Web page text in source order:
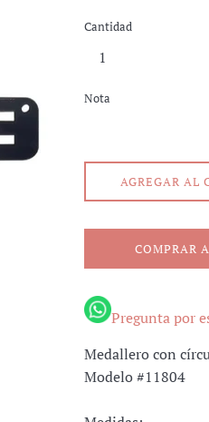
Cantidad
Nota
AGREGAR AL
COMPRAR
Pregunta por
Medallero con
Modelo #11804